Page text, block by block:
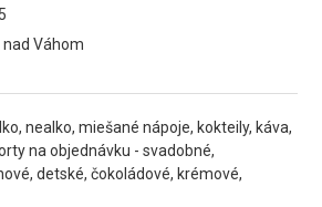
nad Váhom
nealko, miešané nápoje, kokteily, káva,
na objednávku - svadobné,
detské, čokoládové, krémové,